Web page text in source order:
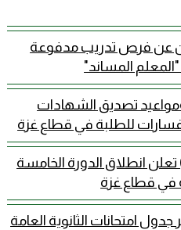
عن فرص تدريب مدفوعة
المساند"
ومواعيد تصديق الشهادات
للطلبة في قطاع غزة
الفارس الشهم (3) تعلن انطلاق الدورة الخامسة
في قطاع غزة
جدول امتحانات الثانوية العامة